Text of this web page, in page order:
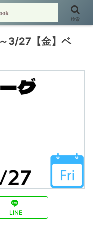
3/27【金】ベ
LINE
検索